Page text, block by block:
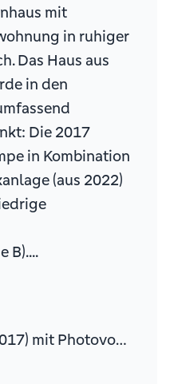
mit
in ruhiger
Das Haus aus
in den
Die 2017
in Kombination
(aus 2022)
B)....
⇨ Wärmepumpe (Bj. 2017) mit Photovoltaikanlage (Bj. 2022) – sehr niedrige Energiekosten ⇨ 5-Kammer Schüco-Kunststofffenster mit Rollläden (teilw. elektrisch) ⇨ Echtholzparkett (kanadischer Ahorn) in den Wohnräumen ⇨ Granitfliesen im Treppenhaus ⇨ Modernisierte Bäder mit Whirlpool-Badewanne und Dusche ⇨ Weru-Eingangstür, moderne Sprechanlage ⇨...